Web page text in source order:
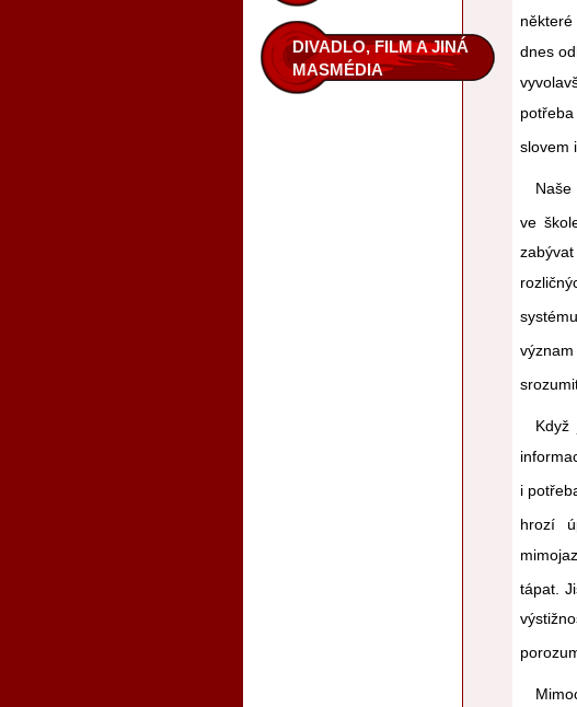
DIVADLO, FILM A JINÁ
MASMÉDIA
dnes
slovem
ve
Když
i
hrozí
tápat.